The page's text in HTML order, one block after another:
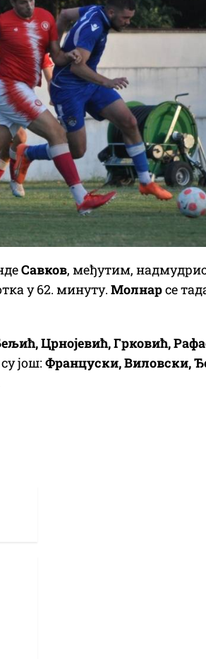
Савков, међутим,
у 62. минуту. Молнарсе
Црнојевић, Грковић,
још: Француски, Виловски,